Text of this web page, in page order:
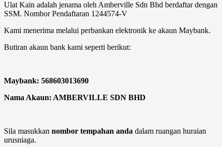
Ulat Kain adalah jenama oleh Amberville Sdn Bhd berdaftar dengan
SSM. Nombor Pendaftaran 1244574-V
Kami menerima melalui perbankan elektronik ke akaun Maybank.
Butiran akaun bank kami seperti berikut:
Maybank: 568603013690
Nama Akaun: AMBERVILLE SDN BHD
Sila masukkan nombor tempahan anda dalam ruangan huraian
urusniaga.